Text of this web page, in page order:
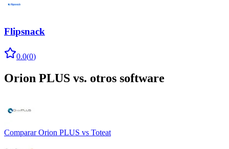
Flipsnack
0.0(0)
Orion PLUS vs. otros software
Comparar Orion PLUS vs Toteat